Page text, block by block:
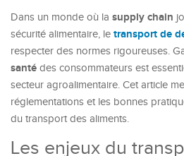
Dans un monde où la supply chain
sécurité alimentaire, le transport de
respecter des normes rigoureuses.
santé des consommateurs est
secteur agroalimentaire. Cet article
réglementations et les bonnes
du transport des aliments.
Les enjeux du